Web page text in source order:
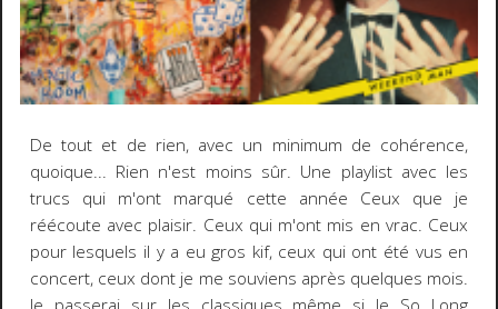
De tout et de rien, avec un minimum de cohérence,
quoique... Rien n'est moins sûr. Une playlist avec les
trucs qui m'ont marqué cette année Ceux que je
réécoute avec plaisir. Ceux qui m'ont mis en vrac. Ceux
pour lesquels il y a eu gros kif, ceux qui ont été vus en
concert, ceux dont je me souviens après quelques mois.